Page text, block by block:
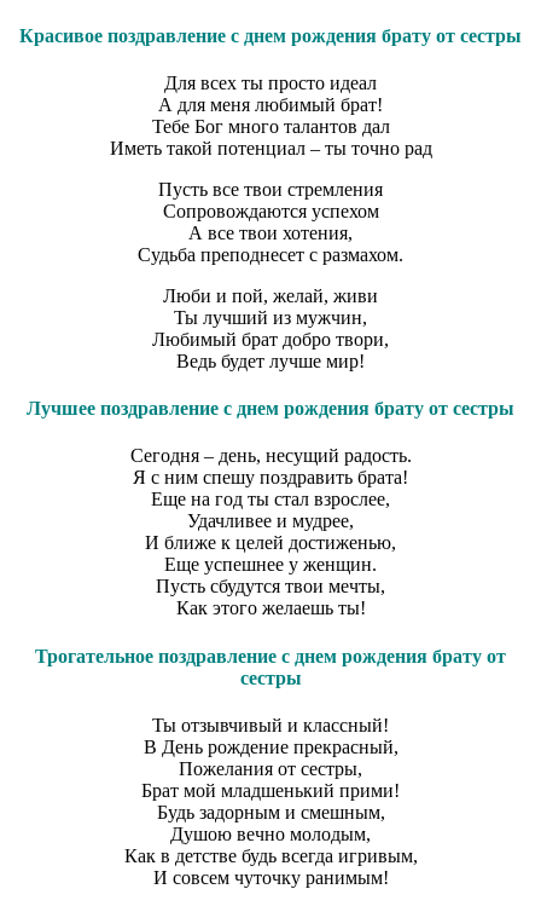
Красивое поздравление с днем рождения брату от сестры
Для всех ты просто идеал
А для меня любимый брат!
Тебе Бог много талантов дал
Иметь такой потенциал – ты точно рад
Пусть все твои стремления
Сопровождаются успехом
А все твои хотения,
Судьба преподнесет с размахом.
Люби и пой, желай, живи
Ты лучший из мужчин,
Любимый брат добро твори,
Ведь будет лучше мир!
Лучшее поздравление с днем рождения брату от сестры
Сегодня – день, несущий радость.
Я с ним спешу поздравить брата!
Еще на год ты стал взрослее,
Удачливее и мудрее,
И ближе к целей достиженью,
Еще успешнее у женщин.
Пусть сбудутся твои мечты,
Как этого желаешь ты!
Трогательное поздравление с днем рождения брату от
сестры
Ты отзывчивый и классный!
В День рождение прекрасный,
Пожелания от сестры,
Брат мой младшенький прими!
Будь задорным и смешным,
Душою вечно молодым,
Как в детстве будь всегда игривым,
И совсем чуточку ранимым!